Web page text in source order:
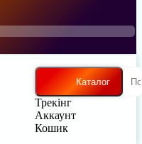
Каталог
Трекінг
Аккаунт
Кошик